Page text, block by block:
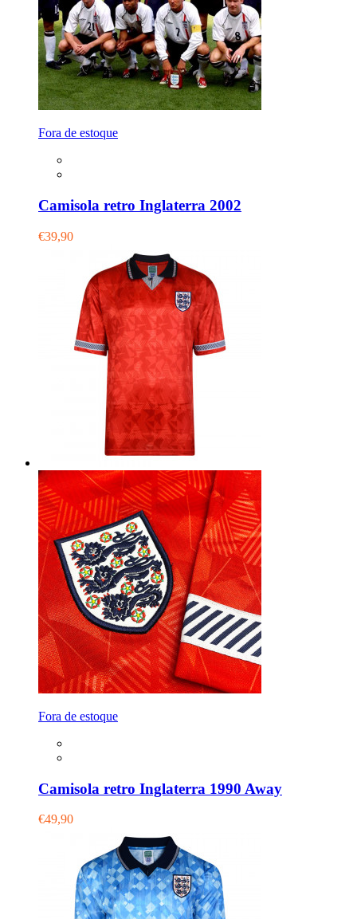
Fora de estoque
Camisola retro Inglaterra 2002
€39,90
Fora de estoque
Camisola retro Inglaterra 1990 Away
€49,90